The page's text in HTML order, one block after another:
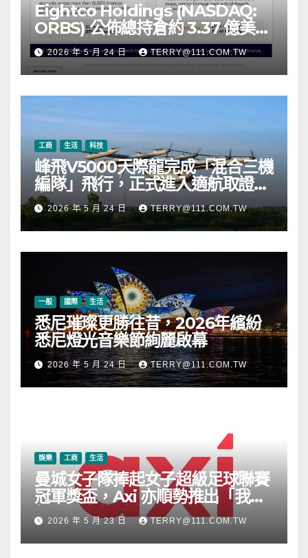
Eightco Holdings (NASDAQ:
ORBS) 公佈總持倉約 3.37 億美
元，涵蓋 OpenAI、Beast
Industries、超過 11,000 枚以太
幣 (ETH) 及逾 2.83 億枚 WLD 代
幣
2026 年 5 月 24 日 TERRY@111.COM.TW
工商 生活 科技
峰飛V5000天際龍完成「混合三機
編隊」飛行，正式進入適航取證階
段2026 年 5 月 24 日 TERRY@111.COM.TW
一般 國際 生活
悉尼璀璨更勝往昔，2026年繽紛
悉尼燈光音樂節絢麗啟幕
2026 年 5 月 24 日 TERRY@111.COM.TW
娛樂 工商 生活
曼城女子隊捧起女子超級足球聯賽
冠軍獎盃，Axi 亦順勢推出「我的
根源」宣傳活動
2026 年 5 月 23 日 TERRY@111.COM.TW